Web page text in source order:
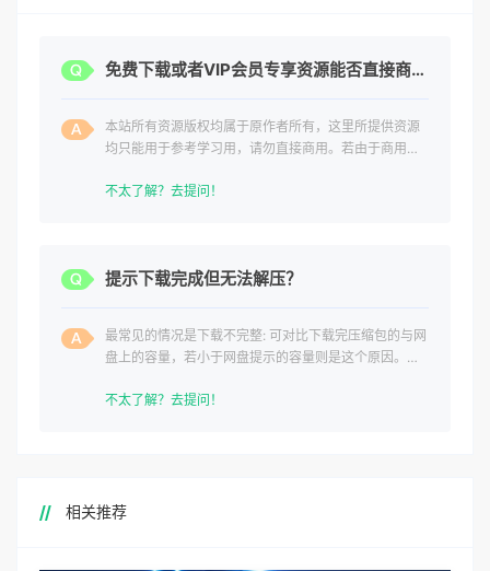
免费下载或者VIP会员专享资源能否直接商用？
本站所有资源版权均属于原作者所有，这里所提供资源
均只能用于参考学习用，请勿直接商用。若由于商用引
不太了解？去提问！
提示下载完成但无法解压？
最常见的情况是下载不完整: 可对比下载完压缩包的与网
盘上的容量，若小于网盘提示的容量则是这个原因。这
不太了解？去提问！
相关推荐